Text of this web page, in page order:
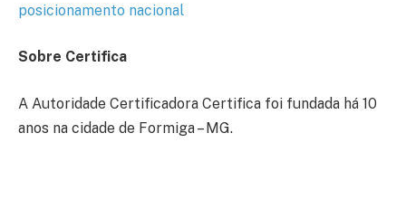
posicionamento nacional
Sobre Certifica
A Autoridade Certificadora Certifica foi fundada há 10
anos na cidade de Formiga – MG.